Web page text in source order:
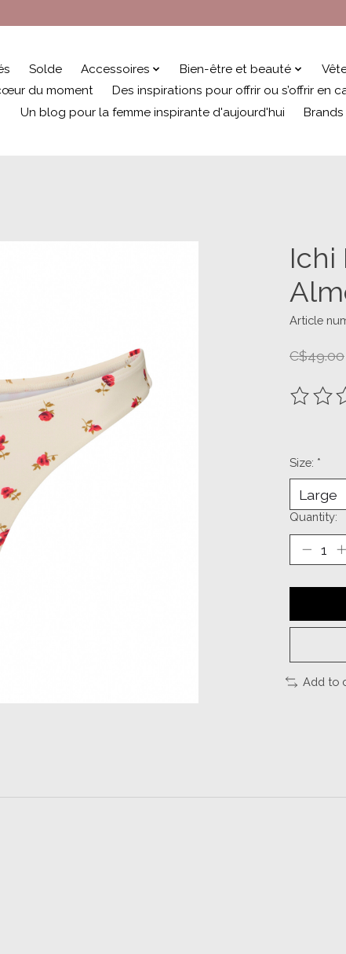
Solde Accessoires Bien-être et beauté
du moment
Des inspirations pour offrir ou s’offrir en
Un blog pour la femme inspirante d'aujourd'hui
Brands
Ichi
Article
C$49.00
The
Size: *
Quantity:
Add to